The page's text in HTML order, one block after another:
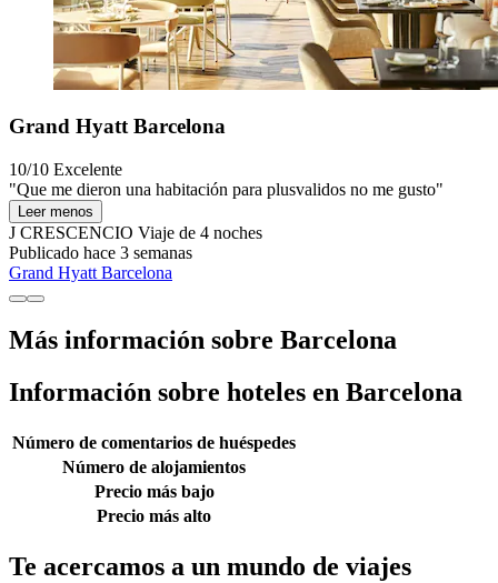
Grand Hyatt Barcelona
10/10 Excelente
"Que me dieron una habitación para plusvalidos no me gusto"
Leer menos
J CRESCENCIO Viaje de 4 noches
Publicado hace 3 semanas
Grand Hyatt Barcelona
Más información sobre Barcelona
Información sobre hoteles en Barcelona
Número de comentarios de huéspedes
Número de alojamientos
Precio más bajo
Precio más alto
Te acercamos a un mundo de viajes